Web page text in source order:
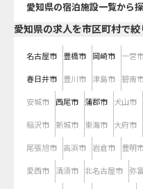
愛知県の宿泊施設一覧から
愛知県の求人を市区町村で絞
名古屋市 豊橋市 岡崎市 一宮
春日井市 豊川市 津島市 碧南
安城市 西尾市 蒲郡市 犬山市
稲沢市 新城市 東海市 大府市
尾張旭市 高浜市 岩倉市 豊明
愛西市 清須市 北名古屋市 弥